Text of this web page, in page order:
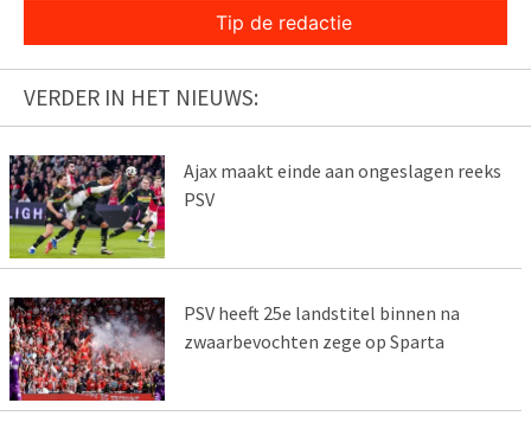
Tip de redactie
VERDER IN HET NIEUWS:
Ajax maakt einde aan ongeslagen reeks
PSV
PSV heeft 25e landstitel binnen na
zwaarbevochten zege op Sparta